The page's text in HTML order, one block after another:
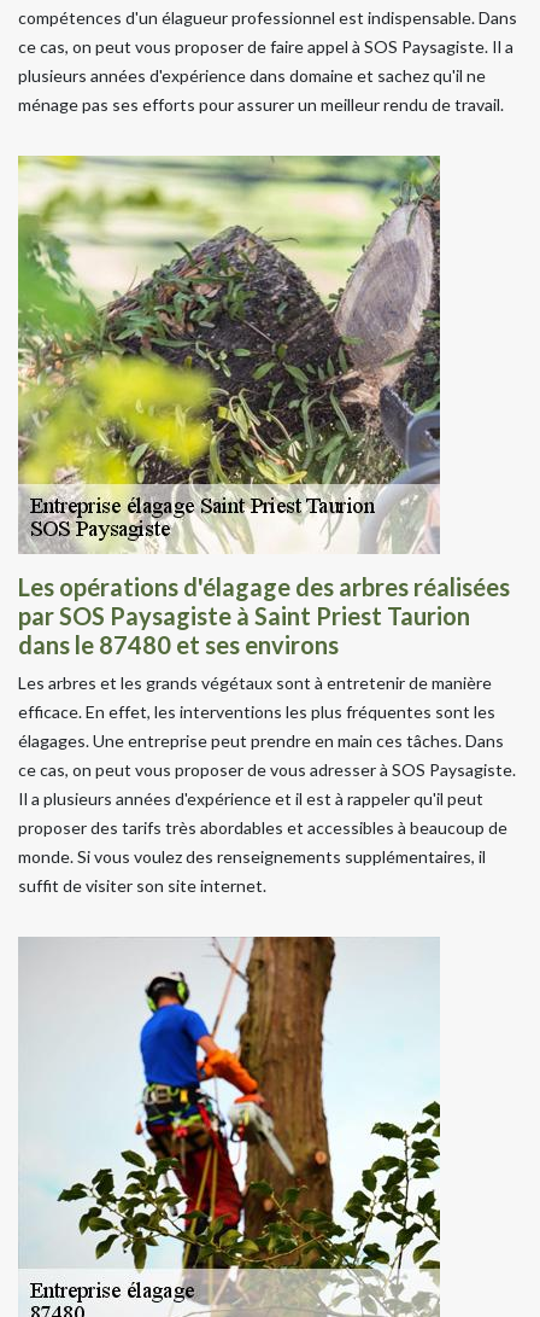
compétences d'un élagueur professionnel est indispensable. Dans
ce cas, on peut vous proposer de faire appel à SOS Paysagiste. Il a
plusieurs années d'expérience dans domaine et sachez qu'il ne
ménage pas ses efforts pour assurer un meilleur rendu de travail.
Les opérations d'élagage des arbres réalisées
par SOS Paysagiste à Saint Priest Taurion
dans le 87480 et ses environs
Les arbres et les grands végétaux sont à entretenir de manière
efficace. En effet, les interventions les plus fréquentes sont les
élagages. Une entreprise peut prendre en main ces tâches. Dans
ce cas, on peut vous proposer de vous adresser à SOS Paysagiste.
Il a plusieurs années d'expérience et il est à rappeler qu'il peut
proposer des tarifs très abordables et accessibles à beaucoup de
monde. Si vous voulez des renseignements supplémentaires, il
suffit de visiter son site internet.